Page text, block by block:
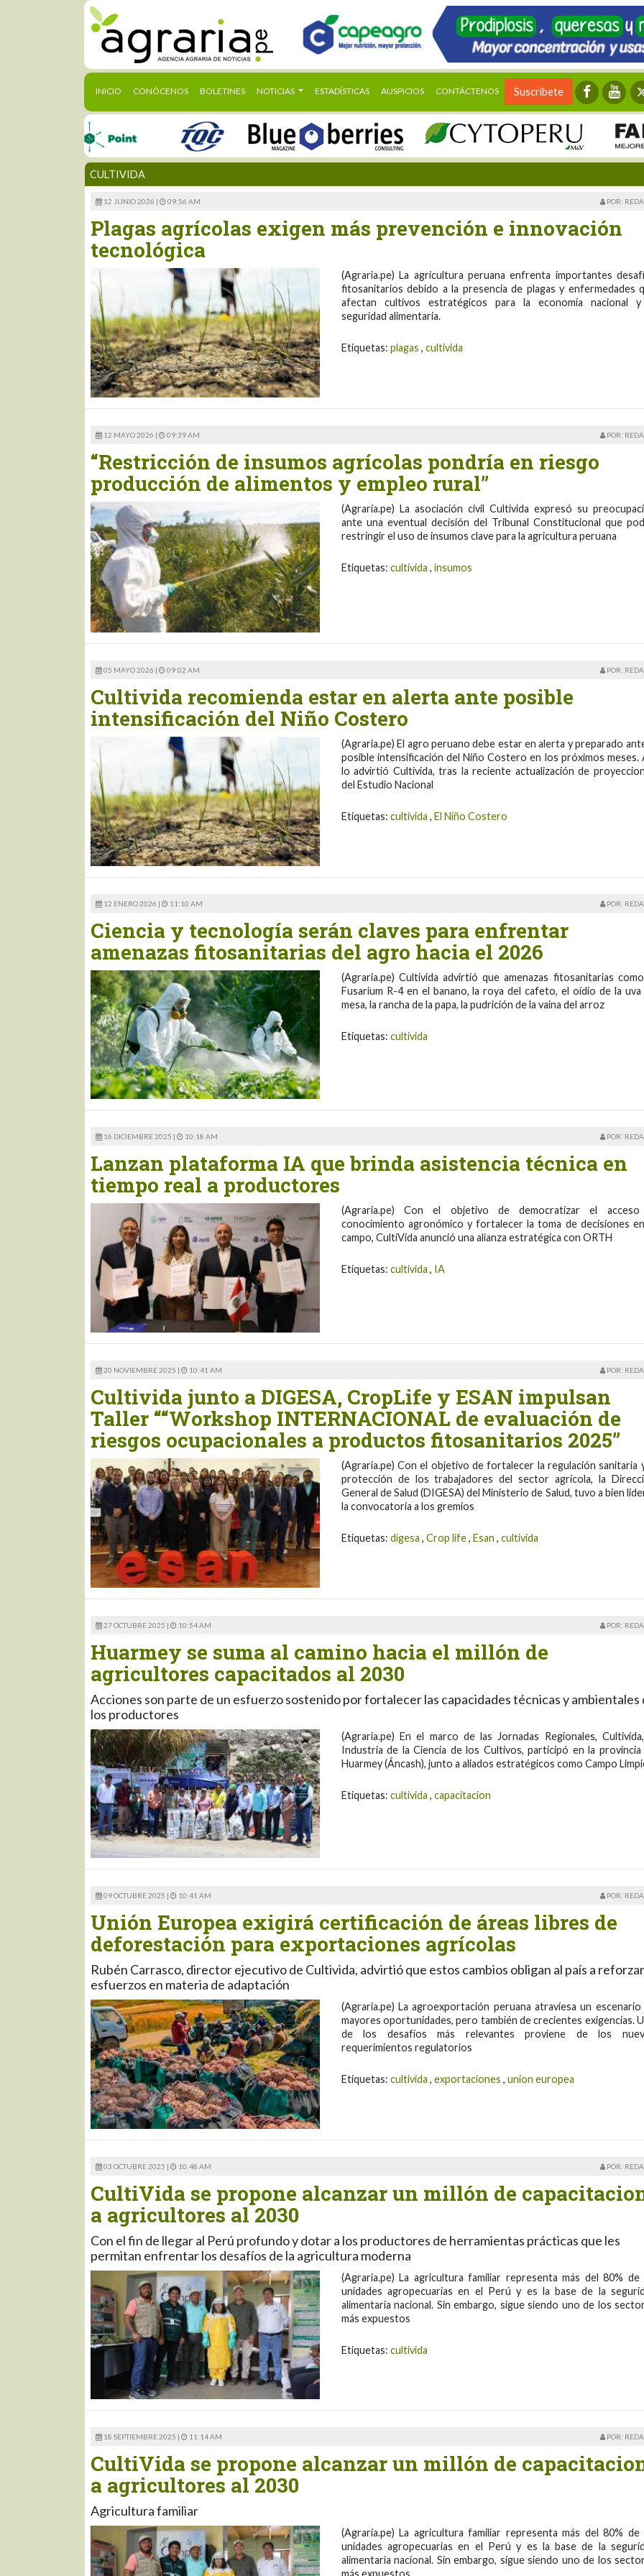
INICIO (CURRENT)
CONÓCENOS BOLETINES NOTICIAS ESTADÍSTICAS AUSPICIOS CONTÁCTENOS Suscríbete
CULTIVIDA
12 JUNIO 2026 | 09:56 AM POR:
Plagas agrícolas exigen más prevención e innovación
tecnológica
(Agraria.pe) La agricultura peruana enfrenta importantes
fitosanitarios debido a la presencia de plagas y enfermedades
afectan cultivos estratégicos para la economía nacional
seguridad alimentaria.
Etiquetas: plagas , cultivida
12 MAYO 2026 | 09:39 AM POR:
“Restricción de insumos agrícolas pondría en riesgo
producción de alimentos y empleo rural”
(Agraria.pe) La asociación civil Cultivida expresó su
ante una eventual decisión del Tribunal Constitucional que
restringir el uso de insumos clave para la agricultura peruana
Etiquetas: cultivida , insumos
05 MAYO 2026 | 09:02 AM POR:
Cultivida recomienda estar en alerta ante posible
intensificación del Niño Costero
(Agraria.pe) El agro peruano debe estar en alerta y preparado
posible intensificación del Niño Costero en los próximos meses.
lo advirtió Cultivida, tras la reciente actualización de
del Estudio Nacional
Etiquetas: cultivida , El Niño Costero
12 ENERO 2026 | 11:10 AM POR:
Ciencia y tecnología serán claves para enfrentar
amenazas fitosanitarias del agro hacia el 2026
(Agraria.pe) Cultivida advirtió que amenazas fitosanitarias
Fusarium R-4 en el banano, la roya del cafeto, el oídio de la uva
mesa, la rancha de la papa, la pudrición de la vaina del arroz
Etiquetas: cultivida
16 DICIEMBRE 2025 | 10:18 AM POR:
Lanzan plataforma IA que brinda asistencia técnica en
tiempo real a productores
(Agraria.pe) Con el objetivo de democratizar el
conocimiento agronómico y fortalecer la toma de decisiones
campo, CultiVida anunció una alianza estratégica con ORTH
Etiquetas: cultivida , IA
20 NOVIEMBRE 2025 | 10:41 AM POR:
Cultivida junto a DIGESA, CropLife y ESAN impulsan
Taller ““Workshop INTERNACIONAL de evaluación de
riesgos ocupacionales a productos fitosanitarios 2025”
(Agraria.pe) Con el objetivo de fortalecer la regulación sanitaria
protección de los trabajadores del sector agrícola, la
General de Salud (DIGESA) del Ministerio de Salud, tuvo a bien
la convocatoria a los gremios
Etiquetas: digesa , Crop life, Esan , cultivida
27 OCTUBRE 2025 | 10:54 AM POR:
Huarmey se suma al camino hacia el millón de
agricultores capacitados al 2030
Acciones son parte de un esfuerzo sostenido por fortalecer las capacidades técnicas y ambientales
los productores
(Agraria.pe) En el marco de las Jornadas Regionales,
Industria de la Ciencia de los Cultivos, participó en la provincia
Huarmey (Áncash), junto a aliados estratégicos como Campo
Etiquetas: cultivida , capacitacion
09 OCTUBRE 2025 | 10:41 AM POR:
Unión Europea exigirá certificación de áreas libres de
deforestación para exportaciones agrícolas
Rubén Carrasco, director ejecutivo de Cultivida, advirtió que estos cambios obligan al país a
esfuerzos en materia de adaptación
(Agraria.pe) La agroexportación peruana atraviesa un escenario
mayores oportunidades, pero también de crecientes exigencias.
de los desafíos más relevantes proviene de los
requerimientos regulatorios
Etiquetas: cultivida , exportaciones , union europea
03 OCTUBRE 2025 | 10:48 AM POR:
CultiVida se propone alcanzar un millón de
a agricultores al 2030
Con el fin de llegar al Perú profundo y dotar a los productores de herramientas prácticas que les
permitan enfrentar los desafíos de la agricultura moderna
(Agraria.pe) La agricultura familiar representa más del 80% de
unidades agropecuarias en el Perú y es la base de la
alimentaria nacional. Sin embargo, sigue siendo uno de los
más expuestos
Etiquetas: cultivida
18 SEPTIEMBRE 2025 | 11:14 AM POR:
CultiVida se propone alcanzar un millón de
a agricultores al 2030
Agricultura familiar
(Agraria.pe) La agricultura familiar representa más del 80% de
unidades agropecuarias en el Perú y es la base de la
alimentaria nacional. Sin embargo, sigue siendo uno de los